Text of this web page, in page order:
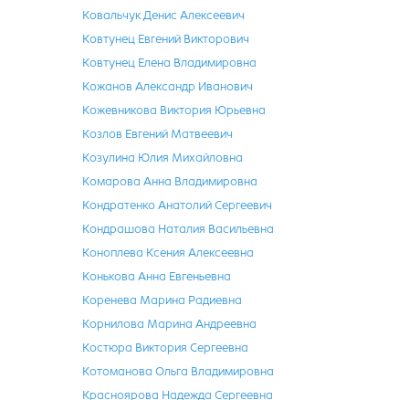
Ковальчук Денис Алексеевич
Ковтунец Евгений Викторович
Ковтунец Елена Владимировна
Кожанов Александр Иванович
Кожевникова Виктория Юрьевна
Козлов Евгений Матвеевич
Козулина Юлия Михайловна
Комарова Анна Владимировна
Кондратенко Анатолий Сергеевич
Кондрашова Наталия Васильевна
Коноплева Ксения Алексеевна
Конькова Анна Евгеньевна
Коренева Марина Радиевна
Корнилова Марина Андреевна
Костюра Виктория Сергеевна
Котоманова Ольга Владимировна
Красноярова Надежда Сергеевна